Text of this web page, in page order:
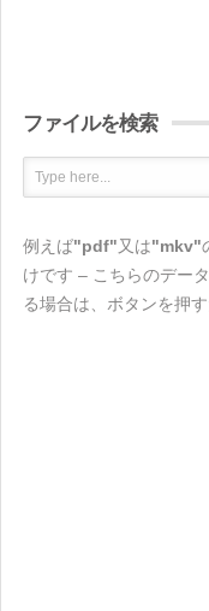
ファイルを検索
例えば"pdf"又は"mkv"
けです – こちらのデー
る場合は、ボタンを押